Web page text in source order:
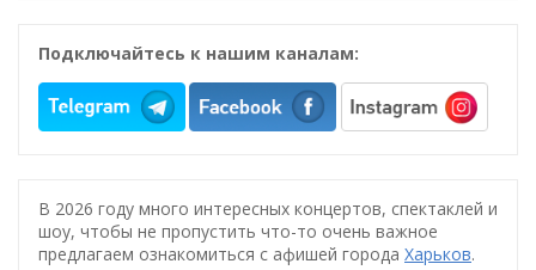
Подключайтесь к нашим каналам:
В 2026 году много интересных концертов, спектаклей и
шоу, чтобы не пропустить что-то очень важное
предлагаем ознакомиться с афишей города Харьков.